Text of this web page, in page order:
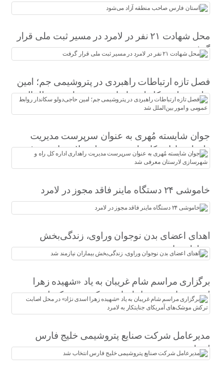
محل شهادت ۲۱ نفر در لامرد در مسیر ثبت ملی قرار
گرفت
فصل تازه ارتباطات راهبردی در پتروشیمی جم؛ امین
حاجی‌دولو سکاندار روابط عمومی و امور بین‌الملل
شد
جوان شایسته مُهری به عنوان سرپرست مدیریت
راهداری اداره کل راه و شهرسازی لارستان معرفی
شد
خاموشی ۲۴ دستگاه ماینر فاقد مجوز در لامرد
اهدای اعضای بدن نوجوان وراوی، زندگی‌بخش
بیماران نیازمند شد
برگزاری مراسم شام غریبان به یاد «شهیده زهرا
اسدی نژاد» در محل اصابت ترکش موشک‌های
آمریکای جنایتکار به لامرد
مدیرعامل شرکت صنایع پتروشیمی خلیج فارس
انتخاب شد